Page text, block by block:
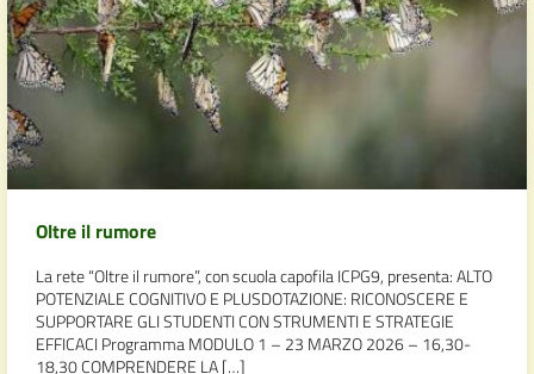
Oltre il rumore
La rete “Oltre il rumore”, con scuola capofila ICPG9, presenta: ALTO
POTENZIALE COGNITIVO E PLUSDOTAZIONE: RICONOSCERE E
SUPPORTARE GLI STUDENTI CON STRUMENTI E STRATEGIE
EFFICACI Programma MODULO 1 – 23 MARZO 2026 – 16,30-
18,30 COMPRENDERE LA […]